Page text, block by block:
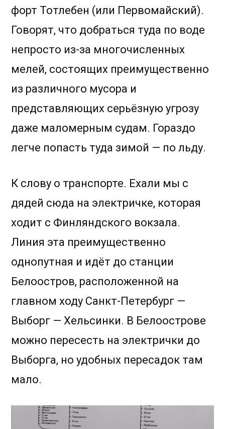
форт Тотлебен (или Первомайский).
Говорят, что добраться туда по воде
непросто из-за многочисленных
мелей, состоящих преимущественно
из различного мусора и
представляющих серьёзную угрозу
даже маломерным судам. Гораздо
легче попасть туда зимой — по льду.
К слову о транспорте. Ехали мы с
дядей сюда на электричке, которая
ходит с Финляндского вокзала.
Линия эта преимущественно
однопутная и идёт до станции
Белоостров, расположенной на
главном ходу Санкт-Петербург —
Выборг — Хельсинки. В Белоострове
можно пересесть на электрички до
Выборга, но удобных пересадок там
мало.